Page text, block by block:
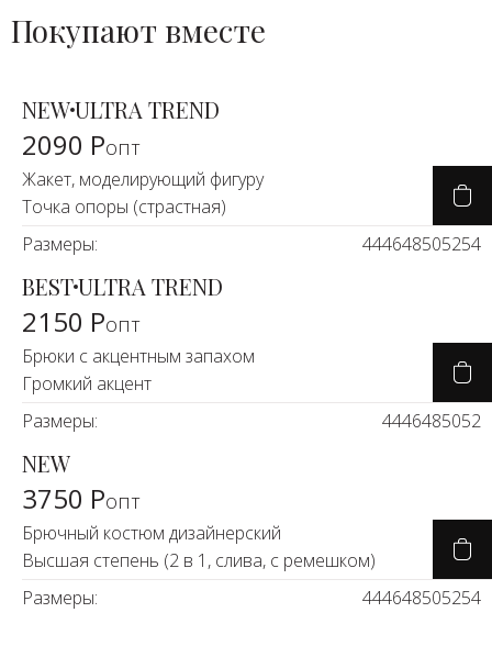
Покупают вместе
NEWULTRA TREND
2090 Ропт
Жакет, моделирующий фигуру
Точка опоры (страстная)
Размеры:
444648505254
BESTULTRA TREND
2150 Ропт
Брюки с акцентным запахом
Громкий акцент
Размеры:
4446485052
NEW
3750 Ропт
Брючный костюм дизайнерский
Высшая степень (2 в 1, слива, с ремешком)
Размеры:
444648505254